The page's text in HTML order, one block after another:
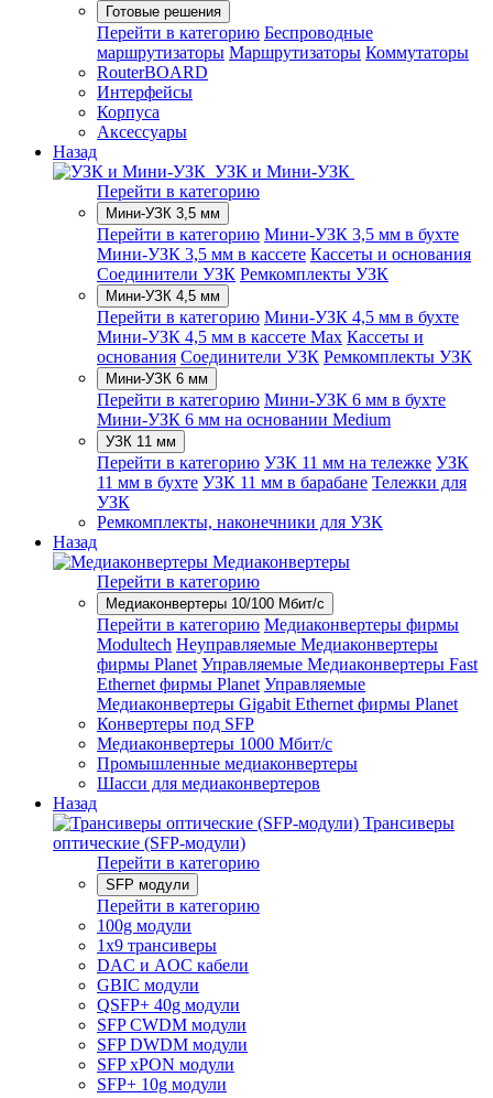
Готовые решения
Перейти в категорию Беспроводные
маршрутизаторы Маршрутизаторы Коммутаторы
RouterBOARD
Интерфейсы
Корпуса
Аксессуары
Назад
УЗК и Мини-УЗК
Перейти в категорию
Мини-УЗК 3,5 мм
Перейти в категорию Мини-УЗК 3,5 мм в бухте
Мини-УЗК 3,5 мм в кассете Кассеты и основания
Соединители УЗК Ремкомплекты УЗК
Мини-УЗК 4,5 мм
Перейти в категорию Мини-УЗК 4,5 мм в бухте
Мини-УЗК 4,5 мм в кассете Max Кассеты и
основания Соединители УЗК Ремкомплекты УЗК
Мини-УЗК 6 мм
Перейти в категорию Мини-УЗК 6 мм в бухте
Мини-УЗК 6 мм на основании Medium
УЗК 11 мм
Перейти в категорию УЗК 11 мм на тележке УЗК
11 мм в бухте УЗК 11 мм в барабане Тележки для
УЗК
Ремкомплекты, наконечники для УЗК
Назад
Медиаконвертеры
Перейти в категорию
Медиаконвертеры 10/100 Мбит/с
Перейти в категорию Медиаконвертеры фирмы
Modultech Неуправляемые Медиаконвертеры
фирмы Planet Управляемые Медиаконвертеры Fast
Ethernet фирмы Planet Управляемые
Медиаконвертеры Gigabit Ethernet фирмы Planet
Конвертеры под SFP
Медиаконвертеры 1000 Мбит/с
Промышленные медиаконвертеры
Шасси для медиаконвертеров
Назад
Трансиверы
оптические (SFP-модули)
Перейти в категорию
SFP модули
Перейти в категорию
100g модули
1x9 трансиверы
DAC и AOC кабели
GBIC модули
QSFP+ 40g модули
SFP CWDM модули
SFP DWDM модули
SFP xPON модули
SFP+ 10g модули